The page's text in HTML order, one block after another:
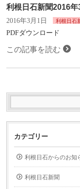
利根日石新聞2016年
2016年3月1日 利根日石
PDFダウンロード
この記事を読む
カテゴリー
利根日石からのお知
利根日石新聞